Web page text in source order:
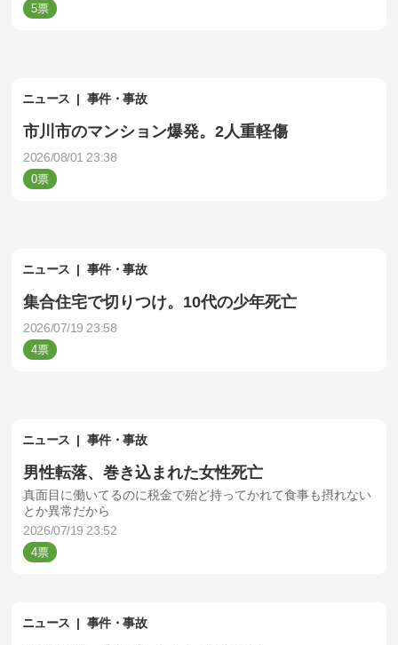
5
ニュース 事件・事故
市川市のマンション爆発。2人重軽傷
2026/08/01 23:38
0
ニュース 事件・事故
集合住宅で切りつけ。10代の少年死亡
2026/07/19 23:58
4
ニュース 事件・事故
男性転落、巻き込まれた女性死亡
真面目に働いてるのに税金で殆ど持ってかれて食事も摂れない
とか異常だから
2026/07/19 23:52
4
ニュース 事件・事故